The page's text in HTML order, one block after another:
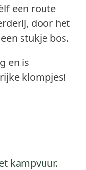
een route
door het
stukje bos.
en is
klompjes!